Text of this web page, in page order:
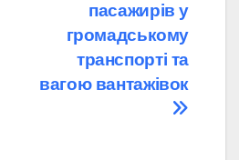
пасажирів у
громадському
транспорті та
вагою вантажівок